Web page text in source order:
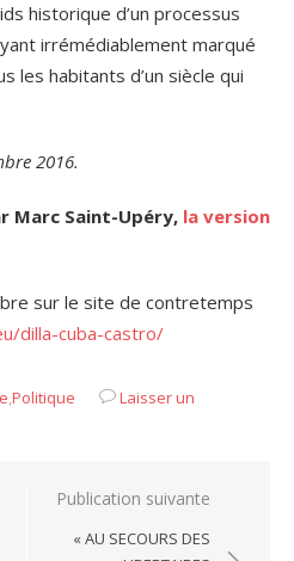
historique d’un processus
irrémédiablement marqué
les habitants d’un siècle qui
2016.
Marc Saint-Upéry, la version
sur le site de contretemps
dilla-cuba-castro/
,Politique
Laisser un
Publication suivante
« AU SECOURS DES